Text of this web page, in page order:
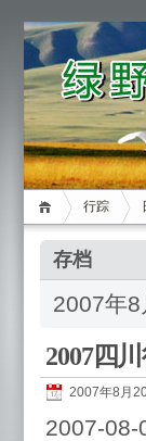
行踪
存档
2007年8
2007四
2007年8月
2007-08-